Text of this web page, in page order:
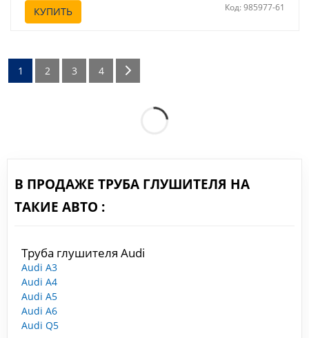
КУПИТЬ Код: 985977-61
1 2 3 4
В ПРОДАЖЕ ТРУБА ГЛУШИТЕЛЯ НА
ТАКИЕ АВТО :
Труба глушителя Audi
Audi A3
Audi A4
Audi A5
Audi A6
Audi Q5